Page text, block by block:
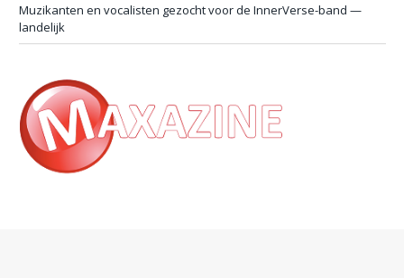
Muzikanten en vocalisten gezocht voor de InnerVerse-band —
landelijk